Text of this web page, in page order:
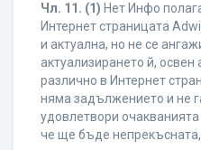
Чл. 11. (1) Нет Инфо
Интернет страницата
и актуална, но не се
актуализирането й,
различно в Интернет
няма задължението и не
удовлетвори
че ще бъде